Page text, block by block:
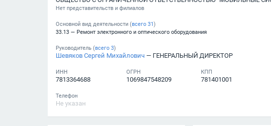
Нет представительств и филиалов
Основной вид деятельности (всего 31)
33.13 — Ремонт электронного и оптического оборудования
Руководитель (всего 3)
Шевяков Сергей Михайлович — ГЕНЕРАЛЬНЫЙ ДИРЕКТОР
ИНН
7813364688
ОГРН
1069847548209
КПП
781401001
Телефон
Не указан